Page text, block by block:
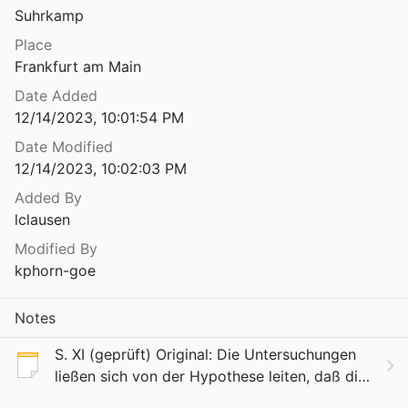
Bundesverband e. V.
Bundesverband e. V.
Bundesverband e. V.
1983
1997
Suhrkamp
Place
Frankfurt am Main
Date Added
12/14/2023, 10:01:54 PM
Date Modified
12/14/2023, 10:02:03 PM
Added By
lclausen
Modified By
kphorn-goe
Notes
S. XI (geprüft) Original: Die Untersuchungen
ließen sich von der Hypothese leiten, daß die